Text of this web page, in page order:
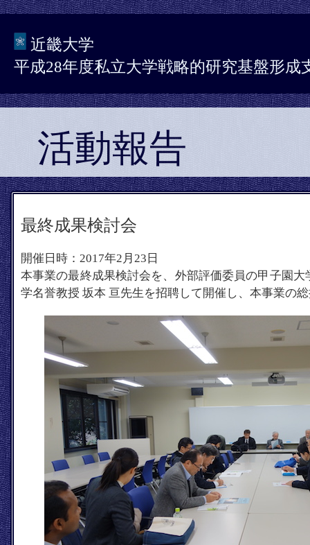
近畿大学
平成28年度私立大学戦略的研究基盤形成
活動報告
最終成果検討会
開催日時：2017年2月23日
本事業の最終成果検討会を、外部評価委員の甲子園
学名誉教授 坂本 亘先生を招聘して開催し、本事業の